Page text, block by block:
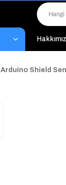
Arduino Shield